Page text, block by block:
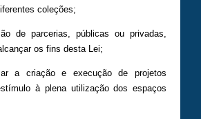
coleções;
de parcerias, públicas ou privadas,
os fins desta Lei;
a criação e execução de projetos
à plena utilização dos espaços